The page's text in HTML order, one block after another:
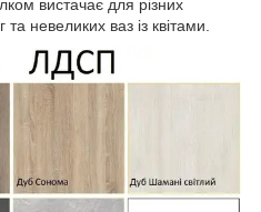
вистачає для різних
невеликих ваз із квітами.